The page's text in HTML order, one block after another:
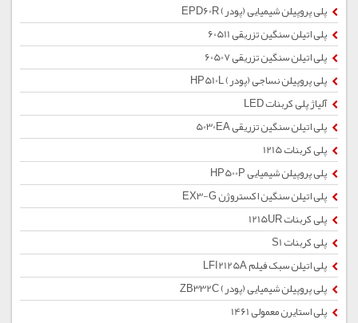
پلی پروپیلن شیمیایی (پودر) EPD60R
پلی اتیلن سنگین تزریقی 60511
پلی اتیلن سنگین تزریقی 60507
پلی پروپیلن نساجی (پودر) HP510L
آلیاژ پلی کربنات LED
پلی اتیلن سنگین تزریقی 5030EA
پلی کربنات 1215
پلی پروپیلن شیمیایی HP500P
پلی اتیلن سنگین اکستروژن EX3-G
پلی کربنات 1215UR
پلی کربنات S1
پلی اتیلن سبک فیلم LFI2125A
پلی پروپیلن شیمیایی (پودر) ZB332C
پلی استایرن معمولی 1461